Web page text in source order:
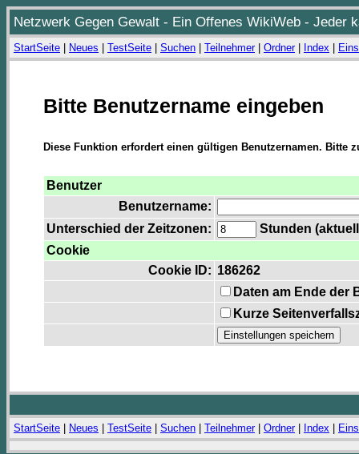
Netzwerk Gegen Gewalt - Ein Offenes WikiWeb - Jeder
StartSeite Neues TestSeite Suchen Teilnehmer| Ordner| Index
Bitte Benutzername eingeben
Diese Funktion erfordert einen gültigen Benutzernamen. Bitte
Benutzer
Benutzername:
Unterschied der Zeitzonen:
Stunden
Cookie
Cookie ID: 186262
Daten am Ende der
Kurze
StartSeite Neues TestSeite Suchen Teilnehmer| Ordner| Index